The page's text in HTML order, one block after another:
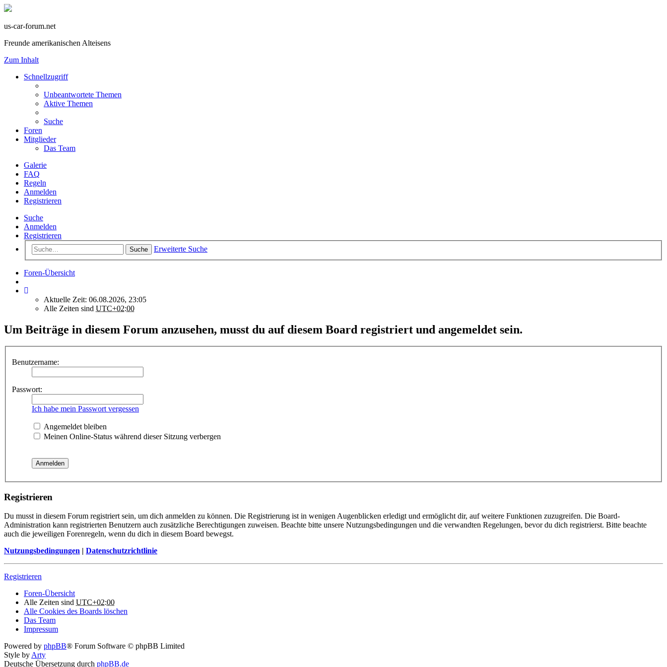
us-car-forum.net
Freunde amerikanischen Alteisens
Zum Inhalt
Schnellzugriff
Unbeantwortete Themen
Aktive Themen
Suche
Foren
Mitglieder
Das Team
Galerie
FAQ
Regeln
Anmelden
Registrieren
Suche
Anmelden
Registrieren
Suche Erweiterte Suche
Foren-Übersicht
Aktuelle Zeit: 06.08.2026, 23:05
Alle Zeiten sind UTC+02:00
Um Beiträge in diesem Forum anzusehen, musst du auf diesem Board registriert und angemeldet sein.
Benutzername:
Passwort:
Ich habe mein Passwort vergessen
Angemeldet bleiben
Meinen Online-Status während dieser Sitzung verbergen
Registrieren
Du musst in diesem Forum registriert sein, um dich anmelden zu können. Die Registrierung ist in wenigen Augenblicken erledigt und ermöglicht dir, auf weitere Funktionen zuzugreifen. Die Board-
Administration kann registrierten Benutzern auch zusätzliche Berechtigungen zuweisen. Beachte bitte unsere Nutzungsbedingungen und die verwandten Regelungen, bevor du dich registrierst. Bitte beachte
auch die jeweiligen Forenregeln, wenn du dich in diesem Board bewegst.
Nutzungsbedingungen | Datenschutzrichtlinie
Registrieren
Foren-Übersicht
Alle Zeiten sind UTC+02:00
Alle Cookies des Boards löschen
Das Team
Impressum
Powered by phpBB® Forum Software © phpBB Limited
Style byArty
Deutsche Übersetzung durch phpBB.de